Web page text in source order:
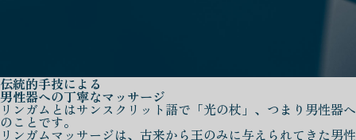
伝統的手技による
男性器への丁寧なマッサージ
リンガムとはサンスクリット語で「光の杖」、つまり男性器へ
のことです。
リンガムマッサージは、古来から王のみに与えられてきた男性